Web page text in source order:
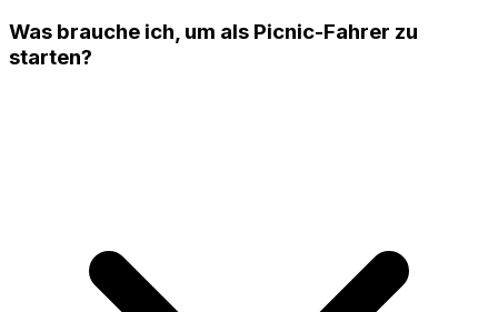
Was brauche ich, um als Picnic-Fahrer zu
starten?